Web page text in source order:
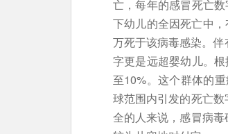
亡，每年的感冒死亡
下幼儿的全因死亡中
万死于该病毒感染。
字更是远超婴幼儿。
至10%。这个群体的
球范围内引发的死亡
全的人来说，感冒病